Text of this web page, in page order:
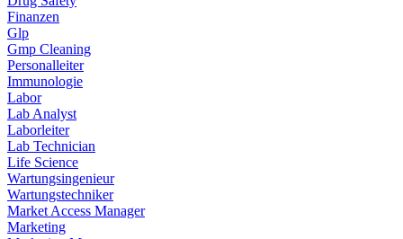
Finanzen
Glp
Gmp Cleaning
Personalleiter
Immunologie
Labor
Lab Analyst
Laborleiter
Lab Technician
Life Science
Wartungsingenieur
Wartungstechniker
Market Access Manager
Marketing